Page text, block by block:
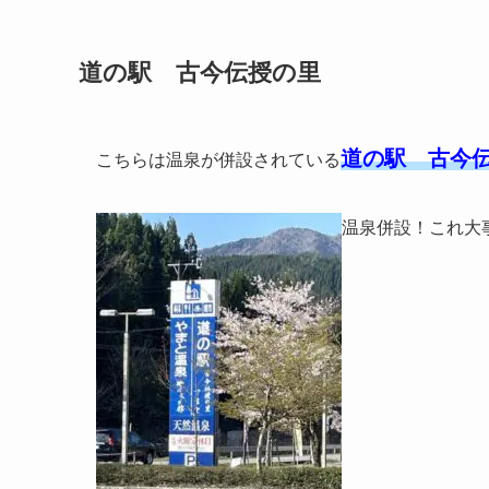
道の駅 古今伝授の里
こちらは温泉が併設されている道の駅 古今
温泉併設！これ大